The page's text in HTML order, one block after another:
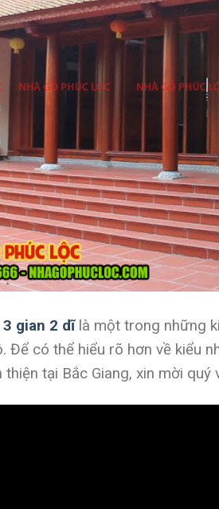
gian 2 dĩ là một trong những
Để có thể hiểu rõ hơn về kiểu
tại Bắc Giang, xin mời quý